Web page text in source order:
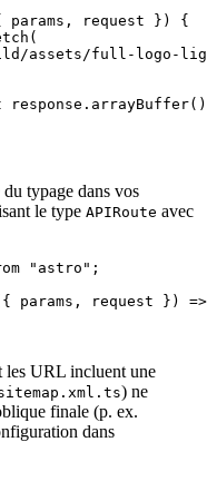
params , request } )
{
(
assets/full-logo-
response . arrayBuffer
typage dans vos
le type APIRoute avec
" astro " ;
{ params , request } )
les URL incluent une
) ne
finale (p. ex.
dans